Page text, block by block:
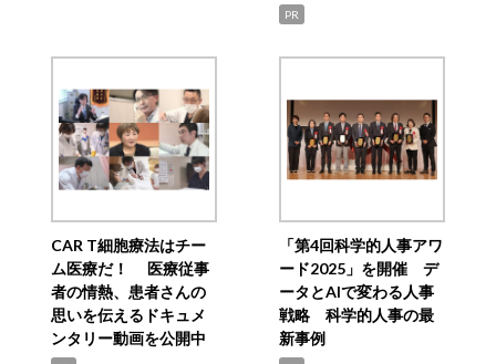
PR
CAR T細胞療法はチー
ム医療だ！ 医療従事
者の情熱、患者さんの
思いを伝えるドキュメ
ンタリー動画を公開中
「第4回科学的人事アワ
ード2025」を開催 デ
ータとAIで変わる人事
戦略 科学的人事の最
新事例